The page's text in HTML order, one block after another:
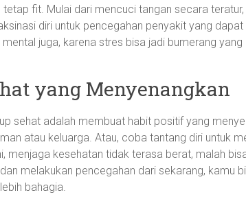
tetap fit. Mulai dari mencuci tangan secara
diri untuk pencegahan penyakit yang
juga, karena stres bisa jadi bumerang
yang Menyenangkan
sehat adalah membuat habit positif yang
atau keluarga. Atau, coba tantang diri untuk
menjaga kesehatan tidak terasa berat, malah
melakukan pencegahan dari sekarang, kamu
bahagia.